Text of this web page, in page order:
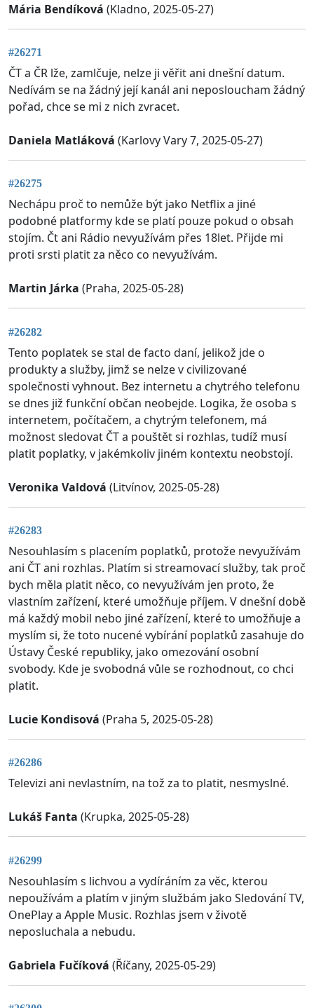
Mária Bendíková (Kladno, 2025-05-27)
#26271
ČT a ČR lže, zamlčuje, nelze ji věřit ani dnešní datum.
Nedívám se na žádný její kanál ani neposloucham žádný
pořad, chce se mi z nich zvracet.
Daniela Matláková (Karlovy Vary 7, 2025-05-27)
#26275
Nechápu proč to nemůže být jako Netflix a jiné
podobné platformy kde se platí pouze pokud o obsah
stojím. Čt ani Rádio nevyužívám přes 18let. Přijde mi
proti srsti platit za něco co nevyužívám.
Martin Járka (Praha, 2025-05-28)
#26282
Tento poplatek se stal de facto daní, jelikož jde o
produkty a služby, jimž se nelze v civilizované
společnosti vyhnout. Bez internetu a chytrého telefonu
se dnes již funkční občan neobejde. Logika, že osoba s
internetem, počítačem, a chytrým telefonem, má
možnost sledovat ČT a pouštět si rozhlas, tudíž musí
platit poplatky, v jakémkoliv jiném kontextu neobstojí.
Veronika Valdová (Litvínov, 2025-05-28)
#26283
Nesouhlasím s placením poplatků, protože nevyužívám
ani ČT ani rozhlas. Platím si streamovací služby, tak proč
bych měla platit něco, co nevyužívám jen proto, že
vlastním zařízení, které umožňuje příjem. V dnešní době
má každý mobil nebo jiné zařízení, které to umožňuje a
myslím si, že toto nucené vybírání poplatků zasahuje do
Ústavy České republiky, jako omezování osobní
svobody. Kde je svobodná vůle se rozhodnout, co chci
platit.
Lucie Kondisová (Praha 5, 2025-05-28)
#26286
Televizi ani nevlastním, na tož za to platit, nesmyslné.
Lukáš Fanta (Krupka, 2025-05-28)
#26299
Nesouhlasím s lichvou a vydíráním za věc, kterou
nepoužívám a platím v jiným službám jako Sledování TV,
OnePlay a Apple Music. Rozhlas jsem v životě
neposluchala a nebudu.
Gabriela Fučíková (Říčany, 2025-05-29)